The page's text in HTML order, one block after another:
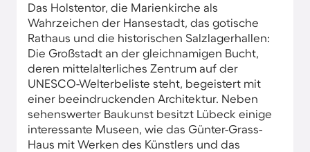
Das Holstentor, die Marienkirche als
Wahrzeichen der Hansestadt, das gotische
Rathaus und die historischen Salzlagerhallen:
Die Großstadt an der gleichnamigen Bucht,
deren mittelalterliches Zentrum auf der
UNESCO-Welterbeliste steht, begeistert mit
einer beeindruckenden Architektur. Neben
sehenswerter Baukunst besitzt Lübeck einige
interessante Museen, wie das Günter-Grass-
Haus mit Werken des Künstlers und das